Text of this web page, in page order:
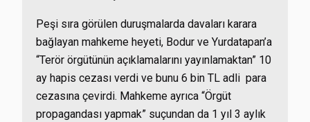
Peşi sıra görülen duruşmalarda davaları karara
bağlayan mahkeme heyeti, Bodur ve Yurdatapan’a
“Terör örgütünün açıklamalarını yayınlamaktan” 10
ay hapis cezası verdi ve bunu 6 bin TL adli para
cezasına çevirdi. Mahkeme ayrıca “Örgüt
propagandası yapmak” suçundan da 1 yıl 3 aylık